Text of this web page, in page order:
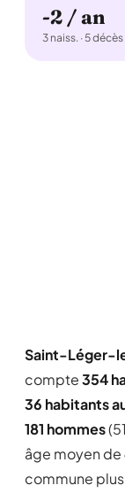
-2 / an
3 naiss. · 5 décès
Saint-Léger-
compte354
36 habitants
181 hommes
âge moyen de
commune